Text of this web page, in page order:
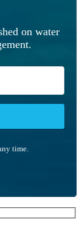
on water
time.